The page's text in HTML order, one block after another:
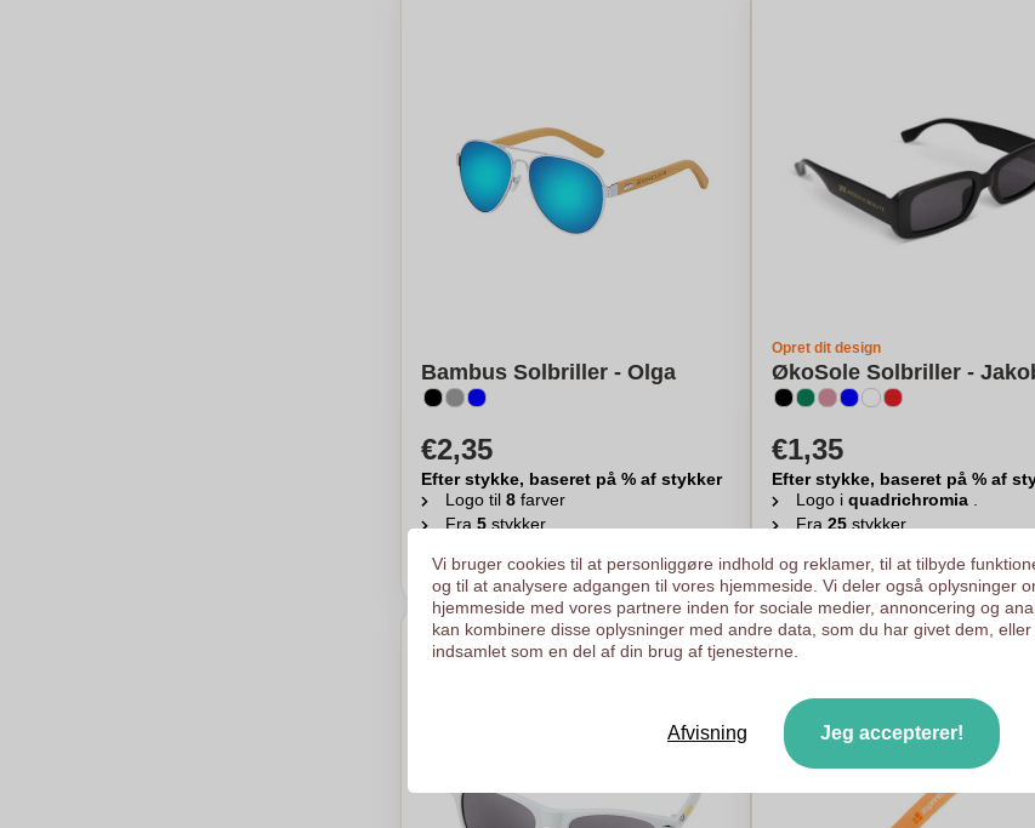
Bambus Solbriller - Olga
€2,35
Efter stykke, baseret på % af stykker
Logo til 8 farver
Fra5stykker
Beregn min pris
Opret dit design
ØkoSole Solbriller -
€1,35
Efter stykke, baseret på % af
Logo i quadrichromia .
Fra25stykker
Beregn min pris
Vi bruger cookies til at personliggøre indhold og reklamer, til at tilbyde
og til at analysere adgangen til vores hjemmeside. Vi deler også oplysninger
hjemmeside med vores partnere inden for sociale medier, annoncering og
kan kombinere disse oplysninger med andre data, som du har givet dem,
indsamlet som en del af din brug af tjenesterne.
Afvisning Jeg accepterer!